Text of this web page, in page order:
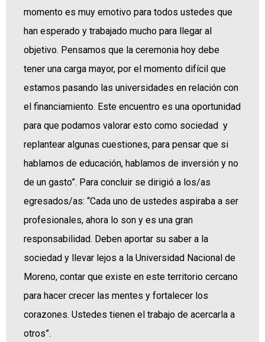
momento es muy emotivo para todos ustedes que
han esperado y trabajado mucho para llegar al
objetivo. Pensamos que la ceremonia hoy debe
tener una carga mayor, por el momento difícil que
estamos pasando las universidades en relación con
el financiamiento. Este encuentro es una oportunidad
para que podamos valorar esto como sociedad y
replantear algunas cuestiones, para pensar que si
hablamos de educación, hablamos de inversión y no
de un gasto”. Para concluir se dirigió a los/as
egresados/as: “Cada uno de ustedes aspiraba a ser
profesionales, ahora lo son y es una gran
responsabilidad. Deben aportar su saber a la
sociedad y llevar lejos a la Universidad Nacional de
Moreno, contar que existe en este territorio cercano
para hacer crecer las mentes y fortalecer los
corazones. Ustedes tienen el trabajo de acercarla a
otros”.